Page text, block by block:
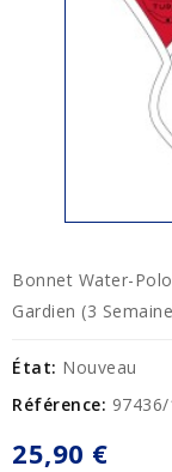
Bonnet Water-
Gardien (3
État: Nouveau
Référence: 97436/
25,90 €